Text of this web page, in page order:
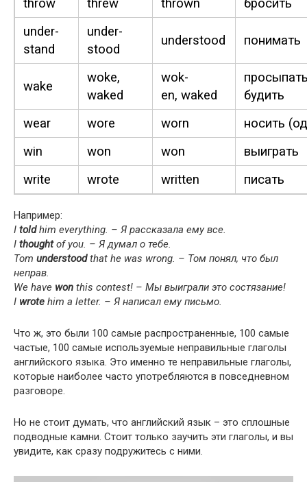
throw
threw thrown
бросить
under­
stand
under­
stood
under­stood понимать
wake
woke,
waked
wok­
en, waked
будить
wear
wore worn
носить
win
won won
выиграть
write
wrote writ­ten писать
Например:
I toldhim every­thing. – Я рассказала ему все.
I thoughtof you. – Я думал о тебе.
Tom under­stoodthat he was wrong. – Том понял, что был
неправ.
We have won this con­test! – Мы выиграли это состязание!
I wrote him a let­ter. – Я написал ему письмо.
Что ж, это были 100 самые распространенные, 100 самые
частые, 100 самые используемые неправильные глаголы
английского языка. Это именно те неправильные глаголы,
которые наиболее часто употребляются в повседневном
разговоре.
Но не стоит думать, что английский язык – это сплошные
подводные камни. Стоит только заучить эти глаголы, и вы
увидите, как сразу подружитесь с ними.